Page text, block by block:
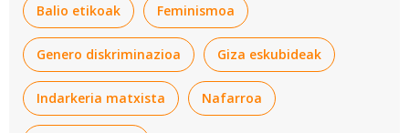
Balio etikoak Feminismoa
Genero diskriminazioa Giza eskubideak
Indarkeria matxista Nafarroa